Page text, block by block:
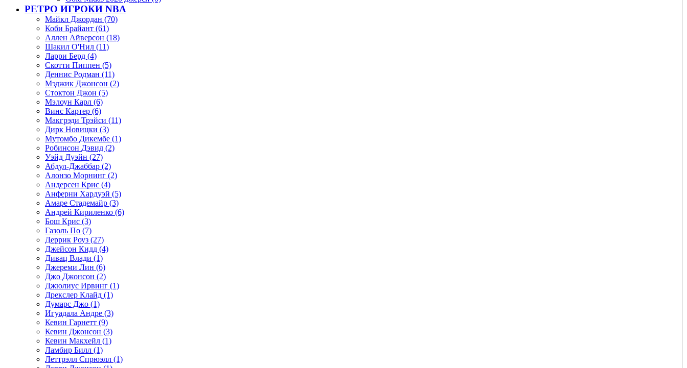
РЕТРО ИГРОКИ NBA
Майкл Джордан (70)
Коби Брайант (61)
Аллен Айверсон (18)
Шакил О'Нил (11)
Ларри Берд (4)
Скотти Пиппен (5)
Деннис Родман (11)
Мэджик Джонсон (2)
Стоктон Джон (5)
Мэлоун Карл (6)
Винс Картер (6)
Макгрэди Трэйси (11)
Дирк Новицки (3)
Мутомбо Дикембе (1)
Робинсон Дэвид (2)
Уэйд Дуэйн (27)
Абдул-Джаббар (2)
Алонзо Морнинг (2)
Андерсен Крис (4)
Анферни Xардуэй (5)
Амаре Стадемайр (3)
Андрей Кириленко (6)
Бош Крис (3)
Газоль По (7)
Деррик Роуз (27)
Джейсон Кидд (4)
Дивац Влади (1)
Джереми Лин (6)
Джо Джонсон (2)
Джюлиус Ирвинг (1)
Дрекслер Клайд (1)
Думарс Джо (1)
Игуадала Андре (3)
Кевин Гарнетт (9)
Кевин Джонсон (3)
Кевин Макхейл (1)
Ламбир Билл (1)
Леттрэлл Спрюэлл (1)